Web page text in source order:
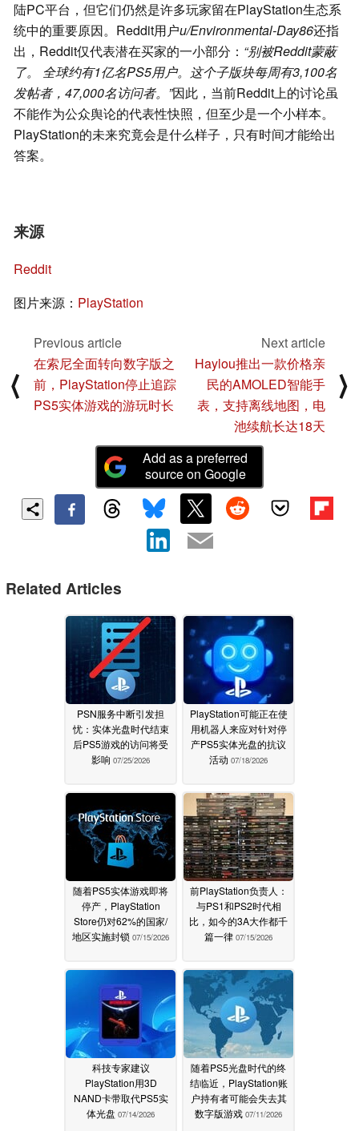
陆PC平台，但它们仍然是许多玩家留在PlayStation生态系
统中的重要原因。Reddit用户u/Environmental-Day86还指
出，Reddit仅代表潜在买家的一小部分： “别被Reddit蒙蔽
了。 全球约有1亿名PS5用户。这个子版块每周有3,100名
发帖者，47,000名访问者。”因此，当前Reddit上的讨论虽
不能作为公众舆论的代表性快照，但至少是一个小样本。
PlayStation的未来究竟会是什么样子，只有时间才能给出
答案。
来源
Reddit
图片来源： PlayStation
⟨
Previous article
在索尼全面转向数字版之
前，PlayStation停止追踪
PS5实体游戏的游玩时长
Next article
Haylou推出一款价格亲
民的AMOLED智能手
表，支持离线地图，电
池续航长达18天
⟩
Add as a preferred
source on Google
Related Articles
PSN服务中断引发担
忧：实体光盘时代结束
后PS5游戏的访问将受
影响 07/25/2026
PlayStation可能正在使
用机器人来应对针对停
产PS5实体光盘的抗议
活动 07/18/2026
随着PS5实体游戏即将
停产，PlayStation
Store仍对62%的国家/
地区实施封锁 07/15/2026
前PlayStation负责人：
与PS1和PS2时代相
比，如今的3A大作都千
篇一律 07/15/2026
科技专家建议
PlayStation用3D
NAND卡带取代PS5实
体光盘 07/14/2026
随着PS5光盘时代的终
结临近，PlayStation账
户持有者可能会失去其
数字版游戏 07/11/2026